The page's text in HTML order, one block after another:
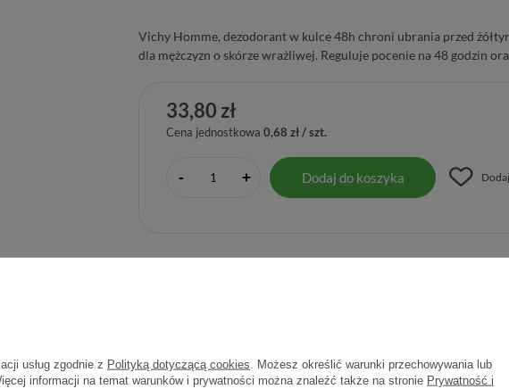
Vichy Homme, dezodorant w kulce 48h chroni ubrania przed
dla mężczyzn o skórze wrażliwej. Reguluje pocenie na 48 godzin
33,80 zł
Cena jednostkowa 0,68 zł / szt.
- + Dodaj do koszyka
ZAUFANIE BEZPIECZEŃSTWO
usług zgodnie z Polityką dotyczącą cookies . Możesz określić warunki przechowywania lub
informacji na temat warunków i prywatności można znaleźć także na stronie Prywatność i